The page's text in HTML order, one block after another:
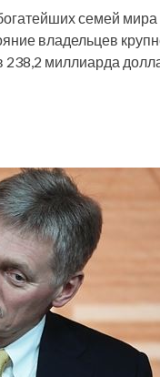
семей
владельцев
238,2 миллиарда